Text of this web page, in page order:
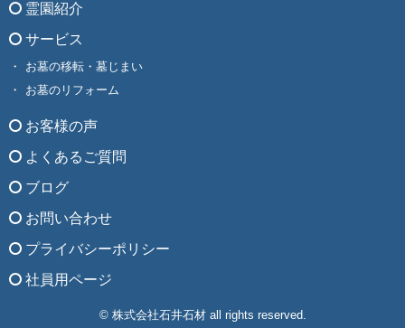
霊園紹介
サービス
お墓の移転・墓じまい
お墓のリフォーム
お客様の声
よくあるご質問
ブログ
お問い合わせ
プライバシーポリシー
社員用ページ
© 株式会社石井石材 all rights reserved.